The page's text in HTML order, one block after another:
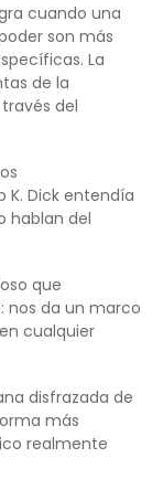
cuando una
son más
La
de la
del
K. Dick entendía
hablan del
que
nos da un marco
cualquier
disfrazada de
más
realmente